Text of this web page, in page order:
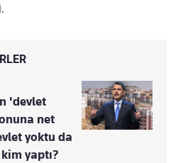
'devlet
net
yoktu da
yaptı?